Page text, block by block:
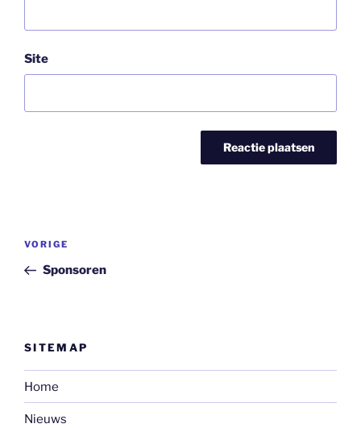
Site
Bericht
Vorig
bericht
VORIGE
Sponsoren
SITEMAP
Home
Nieuws